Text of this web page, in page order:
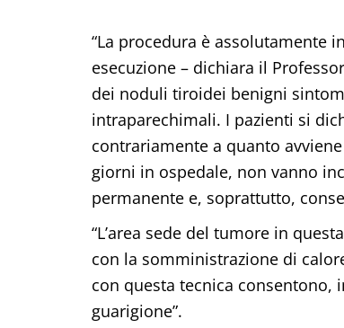
“La procedura è assolutamente
esecuzione – dichiara il
dei noduli tiroidei benigni
intraparechimali. I pazienti si
contrariamente a quanto
giorni in ospedale, non vanno
permanente e, soprattutto,
“L’area sede del tumore in
con la somministrazione di
con questa tecnica consentono,
guarigione”.